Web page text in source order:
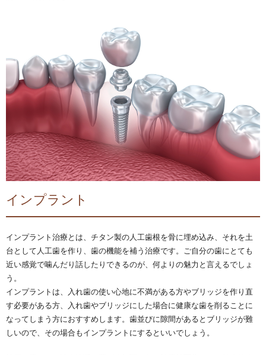
インプラント
インプラント治療とは、チタン製の人工歯根を骨に埋め込み、それを土
台として人工歯を作り、歯の機能を補う治療です。ご自分の歯にとても
近い感覚で噛んだり話したりできるのが、何よりの魅力と言えるでしょ
う。
インプラントは、入れ歯の使い心地に不満がある方やブリッジを作り直
す必要がある方、入れ歯やブリッジにした場合に健康な歯を削ることに
なってしまう方におすすめします。歯並びに隙間があるとブリッジが難
しいので、その場合もインプラントにするといいでしょう。